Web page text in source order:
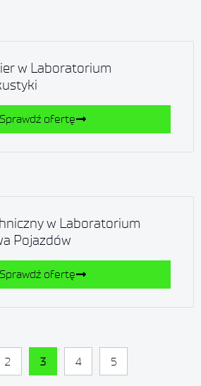
w Laboratorium
Sprawdź ofertę
w Laboratorium
Pojazdów
Sprawdź ofertę
2 3 4 5